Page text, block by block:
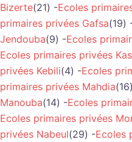
Bizerte(21) -Ecoles
primaires privées Gafsa(19)
Jendouba(9) -Ecoles
Ecoles primaires privées
privées Kebili(4) -Ecoles
primaires privées Mahdia
Manouba(14) -Ecoles
Ecoles primaires privées
privées Nabeul(29) -Ecoles